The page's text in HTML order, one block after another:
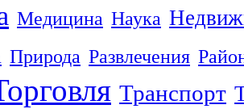
Медицина Наука
Природа Развлечения
Транспорт